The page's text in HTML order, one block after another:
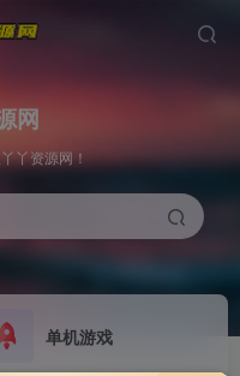
网
丫资源网！
单机游戏